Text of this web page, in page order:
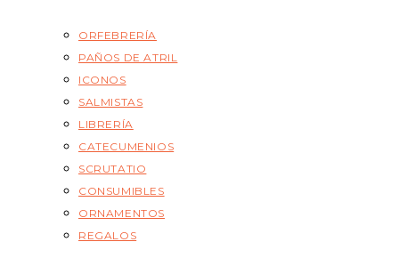
ORFEBRERÍA
PAÑOS DE ATRIL
ICONOS
SALMISTAS
LIBRERÍA
CATECUMENIOS
SCRUTATIO
CONSUMIBLES
ORNAMENTOS
REGALOS